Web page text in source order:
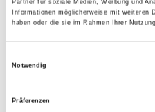
Partner für soziale Medien, Werbung und
Informationen möglicherweise mit weiteren
haben oder die sie im Rahmen Ihrer
Notwendig
Präferenzen
Gebinde